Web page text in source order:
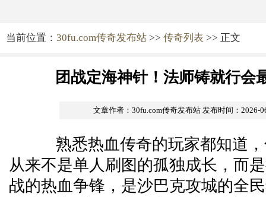
当前位置： 30fu.com传奇发布站 >> 传奇列表 >> 正文
团战定海神针！法师铸就行会
文章作者：30fu.com传奇发布站 发布时间：2026-
熟悉热血传奇的玩家都知道，
从来不是单人刷图的孤独成长，而
战的热血争锋，是沙巴克攻城的全